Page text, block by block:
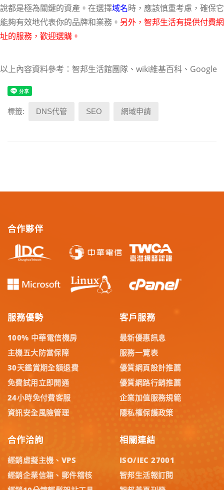
說都是極為關鍵的資產。在選擇域名時，應該慎重考慮，確保它
能夠有效地代表你的品牌和業務。 另外，智邦生活有提供付費網
址的服務，歡迎選購。
以上內容資料參考：智邦生活館團隊、wiki維基百科、Google
標籤: DNS代管 SEO 網域申請
合作夥伴
服務優勢
100% 中華電信機房
主機五大防當保障
30天鑑賞期全額退費
免費試用立即開通
24小時免付費客服
資訊安全風險管理
客戶服務
最新優惠訊息
服務一覽表
優質網頁設計推薦
優質網路行銷推薦
企業加值服務規範
隱私權保護政策
合作洽詢
經銷虛擬主機、VPS
經銷企業信箱、郵件稽核
相關連結
ISO/IEC 27001
智邦生活報訂閱